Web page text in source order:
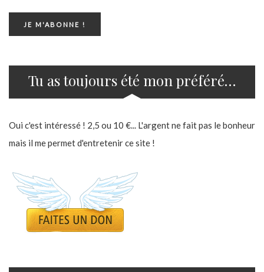
Tu as toujours été mon préféré…
Oui c'est intéressé ! 2,5 ou 10 €... L'argent ne fait pas le bonheur
mais il me permet d'entretenir ce site !